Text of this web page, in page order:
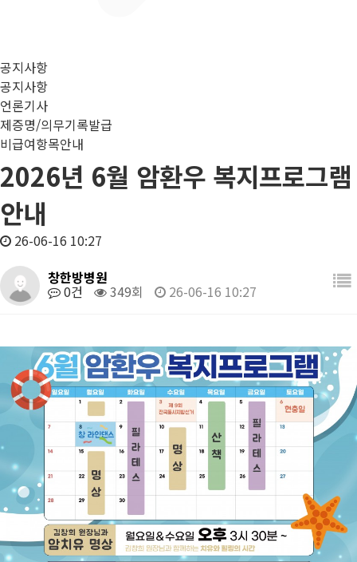
공지사항
공지사항
언론기사
제증명/의무기록발급
비급여항목안내
2026년 6월 암환우 복지프로그램
안내
26-06-16 10:27
창한방병원
0건 349회 26-06-16 10:27